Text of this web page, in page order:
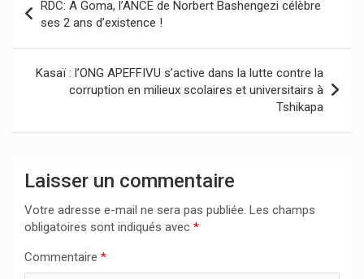
de
l’article
RDC: A Goma, l’ANCE de Norbert Bashengezi célèbre
ses 2 ans d’existence !
Kasaï : l’ONG APEFFIVU s’active dans la lutte contre la
corruption en milieux scolaires et universitairs à
Tshikapa
Laisser un commentaire
Votre adresse e-mail ne sera pas publiée. Les champs
obligatoires sont indiqués avec *
Commentaire *